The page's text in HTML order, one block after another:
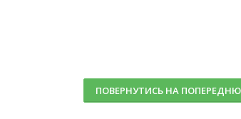
ПОВЕРНУТИСЬ НА ПОПЕРЕДНЮ